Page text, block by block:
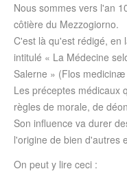
Nous sommes vers l'an
côtière du Mezzogiorno.
C'est là qu'est rédigé, en
intitulé « La Médecine
Salerne » (Flos
Les préceptes médicaux
règles de morale, de
Son influence va durer
l'origine de bien d'autres
On peut y lire ceci :